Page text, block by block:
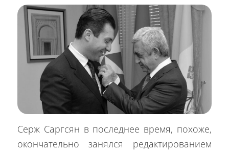
Серж Саргсян в последнее время, похоже,
окончательно занялся редактированием